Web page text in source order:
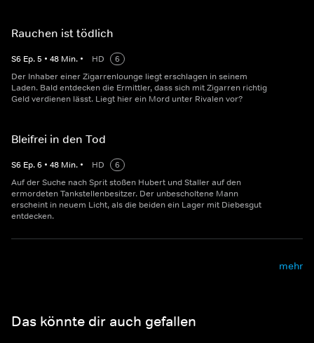
Rauchen ist tödlich
S6 Ep.5 • 48 Min. • HD
6
Der Inhaber einer Zigarrenlounge liegt erschlagen in seinem
Laden. Bald entdecken die Ermittler, dass sich mit Zigarren richtig
Geld verdienen lässt. Liegt hier ein Mord unter Rivalen vor?
Bleifrei in den Tod
S6 Ep.6 • 48 Min. • HD
6
Auf der Suche nach Sprit stoßen Hubert und Staller auf den
ermordeten Tankstellenbesitzer. Der unbescholtene Mann
erscheint in neuem Licht, als die beiden ein Lager mit Diebesgut
entdecken.
mehr
Das könnte dir auch gefallen